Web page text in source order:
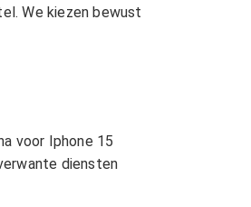
We kiezen bewust
voor Iphone 15
diensten